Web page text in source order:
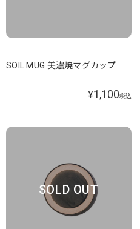
SOIL MUG 美濃焼マグカップ
¥1,100税込
SOLD OUT